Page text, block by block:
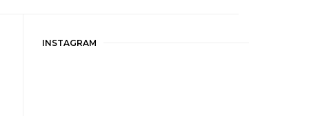
INSTAGRAM